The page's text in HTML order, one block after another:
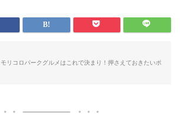
リコロパークグルメはこれで決まり！押さえておきたいポ